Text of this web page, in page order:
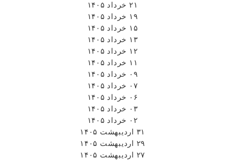
۲۱ خرداد ۱۴۰۵
۱۹ خرداد ۱۴۰۵
۱۵ خرداد ۱۴۰۵
۱۳ خرداد ۱۴۰۵
۱۲ خرداد ۱۴۰۵
۱۱ خرداد ۱۴۰۵
۰۹ خرداد ۱۴۰۵
۰۷ خرداد ۱۴۰۵
۰۶ خرداد ۱۴۰۵
۰۳ خرداد ۱۴۰۵
۰۲ خرداد ۱۴۰۵
۳۱ اردیبهشت ۱۴۰۵
۲۹ اردیبهشت ۱۴۰۵
۲۷ اردیبهشت ۱۴۰۵